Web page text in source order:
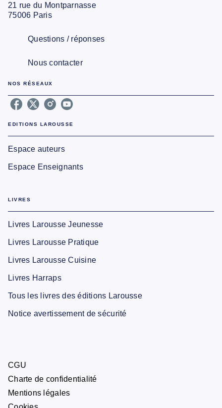
21 rue du Montparnasse
75006 Paris
Questions / réponses
Nous contacter
NOS RÉSEAUX
EDITIONS LAROUSSE
Espace auteurs
Espace Enseignants
LIVRES
Livres Larousse Jeunesse
Livres Larousse Pratique
Livres Larousse Cuisine
Livres Harraps
Tous les livres des éditions Larousse
Notice avertissement de sécurité
CGU
Charte de confidentialité
Mentions légales